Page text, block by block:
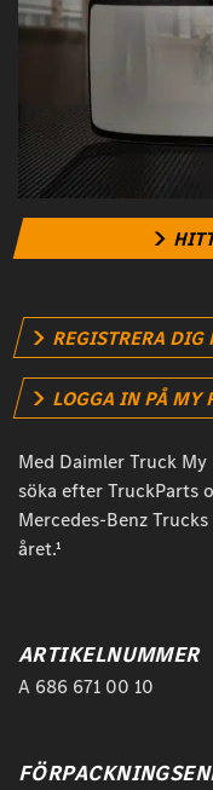
REGISTRERA DIG
LOGGA IN PÅ MY
Med Daimler Truck
söka efter TruckParts
Mercedes-Benz
året.¹
ARTIKELNUMMER
A 686 671 00 10